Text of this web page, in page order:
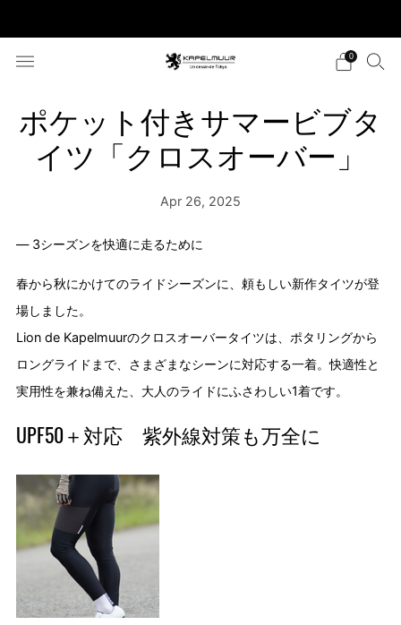
0
ポケット付きサマービブタ
イツ「クロスオーバー」
Apr 26, 2025
― 3シーズンを快適に走るために
春から秋にかけてのライドシーズンに、頼もしい新作タイツが登
場しました。
Lion de Kapelmuurのクロスオーバータイツは、ポタリングから
ロングライドまで、さまざまなシーンに対応する一着。快適性と
実用性を兼ね備えた、大人のライドにふさわしい1着です。
UPF50＋対応 紫外線対策も万全に